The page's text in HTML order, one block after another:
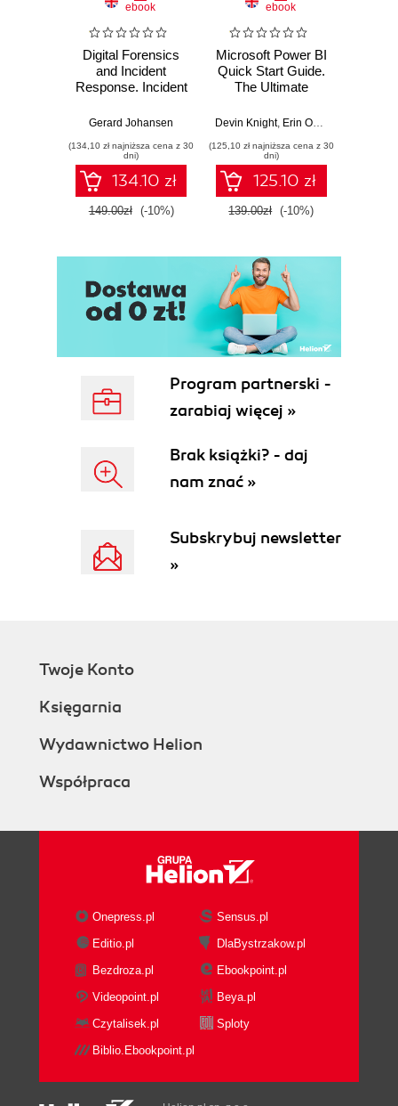
ebook
Digital Forensics
and Incident
Response. Incident
and techniques for
threat response -
Fourth Edition
Gerard Johansen
(134,10 zł najniższa cena z 30
dni)
134.10 zł
149.00zł (-10%)
ebook
Microsoft Power BI
Quick Start Guide.
The Ultimate
to Power BI, Data
Tools, and
Microsoft Fabric -
Fourth Edition
Devin Knight, Erin Ostrowsky
(125,10 zł najniższa cena z 30
dni)
125.10 zł
139.00zł (-10%)
Program partnerski -
zarabiaj więcej »
Brak książki? - daj
nam znać »
Subskrybuj newsletter
»
Twoje Konto
Księgarnia
Wydawnictwo Helion
Współpraca
Onepress.pl
Sensus.pl
Editio.pl
DlaBystrzakow.pl
Bezdroza.pl
Ebookpoint.pl
Videopoint.pl
Beya.pl
Czytalisek.pl
Sploty
Biblio.Ebookpoint.pl